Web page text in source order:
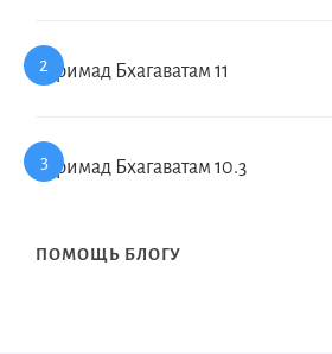
Шримад Бхагаватам 11
Шримад Бхагаватам 10.3
ПОМОЩЬ БЛОГУ